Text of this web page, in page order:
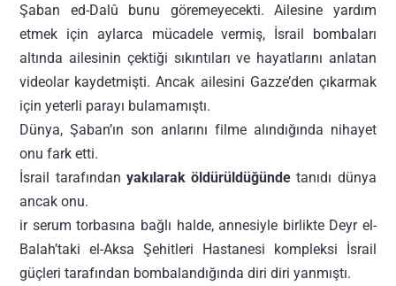
Şaban ed-Dalû bunu göremeyecekti. Ailesine yardım
etmek için aylarca mücadele vermiş, İsrail bombaları
altında ailesinin çektiği sıkıntıları ve hayatlarını anlatan
videolar kaydetmişti. Ancak ailesini Gazze’den çıkarmak
için yeterli parayı bulamamıştı.
Dünya, Şaban’ın son anlarını filme alındığında nihayet
onu fark etti.
İsrail tarafından yakılarak öldürüldüğünde tanıdı dünya
ancak onu.
ir serum torbasına bağlı halde, annesiyle birlikte Deyr el-
Balah’taki el-Aksa Şehitleri Hastanesi kompleksi İsrail
güçleri tarafından bombalandığında diri diri yanmıştı.